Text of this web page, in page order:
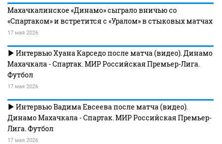
Махачкалинское «Динамо» сыграло вничью со
«Спартаком» и встретится с «Уралом» в стыковых матчах
17 мая 2026
Интервью Хуана Карседо после матча (видео). Динамо
Махачкала - Спартак. МИР Российская Премьер-Лига.
Футбол
17 мая 2026
Интервью Вадима Евсеева после матча (видео).
Динамо Махачкала - Спартак. МИР Российская Премьер-
Лига. Футбол
17 мая 2026